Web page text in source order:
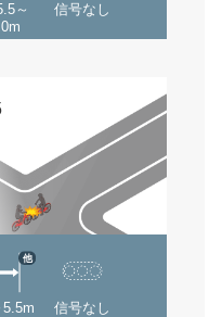
～
信号なし
他
信号なし